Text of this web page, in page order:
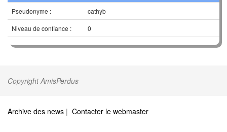
Pseudonyme :
cathyb
Niveau de confiance :
0
Copyright AmisPerdus
Archive des news | Contacter le webmaster